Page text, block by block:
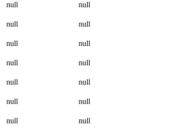
null null
null null
null null
null null
null null
null null
null null